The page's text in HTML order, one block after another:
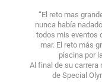
“El reto mas
nunca había
todos mis eventos
mar. El reto más
piscina por
Al final de su carrera
de Special